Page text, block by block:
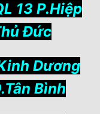
13 P.Hiệp
Đức
Dương
Bình